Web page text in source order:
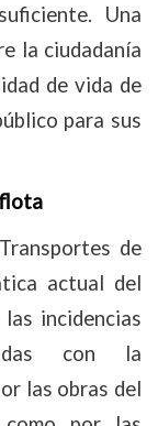
Una
la ciudadanía
de vida de
para sus
de
actual del
incidencias
con la
las obras del